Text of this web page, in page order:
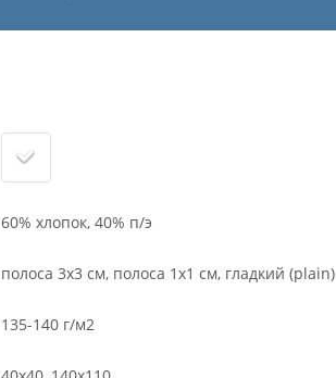
60% хлопок, 40% п/э
полоса 3х3 см, полоса 1х1 см, гладкий (plain)
135-140 г/м2